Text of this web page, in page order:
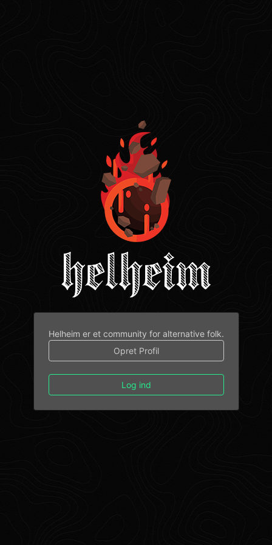
Helheim er et community for alternative folk.
Opret Profil
Log ind